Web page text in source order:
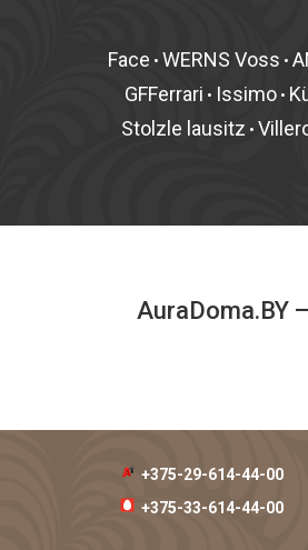
Face • WERNS Voss •
GFFerrari • Issimo •
Stolzle lausitz •
AuraDoma.BY
+375-29-614-44-00
+375-33-614-44-00